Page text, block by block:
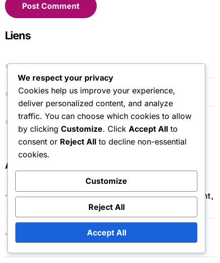
Liens
Qui nous sommes
Tous les articles
Entrer en contact
Articles récents
Minecraft Cape Drop : Politiques de remboursement,
Processus de retour, Service client
Réclamation de jeton Minecraft : Disponibilité
régionale, restrictions, résolution des erreurs
We respect your privacy
Cookies help us improve your experience,
deliver personalized content, and analyze
traffic. You can choose which cookies to allow
by clicking Customize. Click Accept All to
consent or Reject All to decline non-essential
cookies.
Customize
Reject All
Accept All